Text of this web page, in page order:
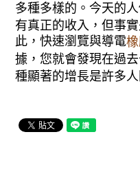
多種多樣的。今天的
有真正的收入，但事
此，快速瀏覽與導電
據，您就會發現在過
種顯著的增長是許多